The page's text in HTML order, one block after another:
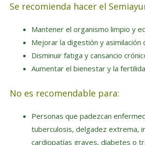
Se recomienda hacer el
Mantener el organismo limpio y
Mejorar la digestión y asimilación
Disminuir fatiga y cansancio
Aumentar el bienestar y la
No es recomendable para:
Personas que padezcan
tuberculosis, delgadez extrema,
cardiopatías graves, diabetes o